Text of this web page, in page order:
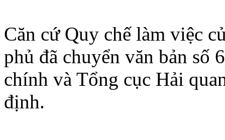
Căn cứ Quy chế làm việc
phủ đã chuyển văn bản số
chính và Tổng cục Hải
định.